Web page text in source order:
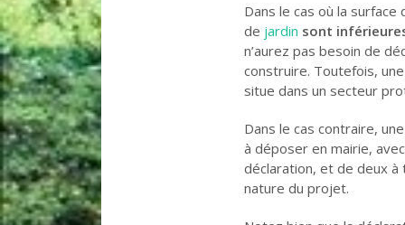
Dans le cas où la surface
de jardin sont
n’aurez pas besoin de
construire. Toutefois,
situe dans un secteur
Dans le cas contraire,
à déposer en mairie,
déclaration, et de deux
nature du projet.